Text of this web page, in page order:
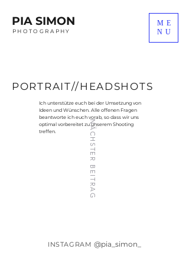
PIA SIMON
PHOTOGRAPHY
ME
NU
PORTRAIT//HEADSHOTS
Ich unterstütze euch bei der Umsetzung von
Ideen und Wünschen. Alle offenen Fragen
beantworte ich euch vorab, so dass wir uns
optimal vorbereitet zu unserem Shooting
treffen.
NÄCHSTER BEITRAG
INSTAGRAM @pia_simon_